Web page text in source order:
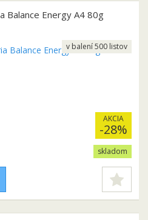
Balance Energy A4 80g
AKCIA
-28%
skladom
v balení 500 listov